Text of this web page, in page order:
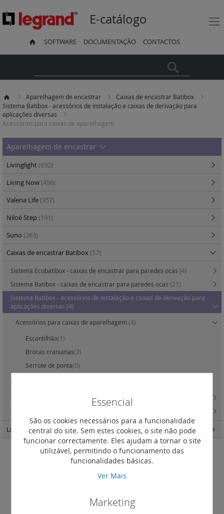
E-catálogo
SOFTWARE DOCUMENTAÇÃO CONTACTOS
Aparelhagem de encastrar
Caixas de encastrar Batibox
Sistema Batibox - acessórios de instalação e caixas de derivação para
aplicações diversas
Acessórios para caixas de aparelhagem
Acessórios para caixas de
aparelhagem
Aparelhagem de encastrar
Livinglight(692)
Living Now(456)
Valena Life(357)
Niloé Step(191)
Suno (263)
Caixas de encastrar Batibox(57)
Sistema Ecobatibox - caixas de encastrar para paredes ocas (4)
Sistema Batibox - caixas de encastrar para paredes ocas (21)
Sistema Batibox - acessórios de instalação e caixas de derivação para
aplicações diversas (4)
Acessórios para caixas de aparelhagem (4)
Escantilhão(1)
Brocas cranianas(3)
Serrote de ponta(0)
Sistema Batibox - caixas multimédia para instalação áudio / vídeo
Sistema Batibox - caixas de encastrar multimaterial
Sistema Batibox - caixas de encastrar para alvenaria
Light Now(457)
Essencial
São os cookies necessários para a funcionalidade
central do site. Sem estes cookies, o site não pode
funcionar correctamente. Eles ajudam a tornar o site
utilizável, permitindo o funcionamento das
funcionalidades básicas.
Ver Mais
Marketing